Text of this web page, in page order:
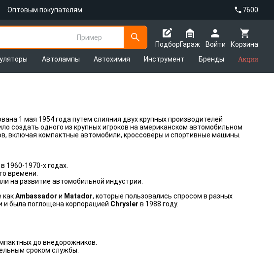
Оптовым покупателям 7600
Пример
Подбор
Корзина
Гараж
Войти
Автолампы Автохимия Инструмент Бренды Акции
1 мая 1954 года путем слияния двух крупных производителей
создать одного из крупных игроков на американском автомобильном
включая компактные автомобили, кроссоверы и спортивные машины.
1960-1970-х годах.
времени.
на развитие автомобильной индустрии.
какAmbassador и Matador, которые пользовались спросом в разных
была поглощена корпорацией Chrysler в 1988 году.
до внедорожников.
сроком службы.